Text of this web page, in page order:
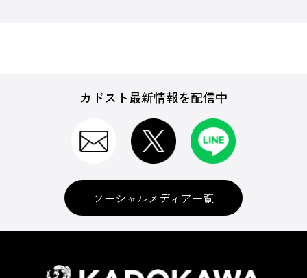
カドスト最新情報を配信中
ソーシャルメディア一覧